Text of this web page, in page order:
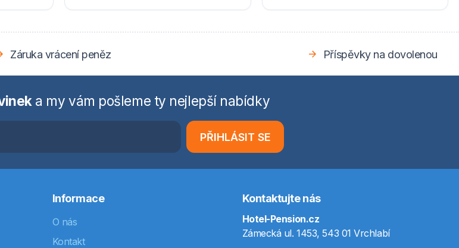
Záruka vrácení peněz Příspěvky na dovolenou
a my vám pošleme ty nejlepší nabídky
PŘIHLÁSIT SE
Informace
O nás
Kontakt
Kontaktujte nás
Hotel-Pension.cz
Zámecká ul. 1453, 543 01 Vrchlabí